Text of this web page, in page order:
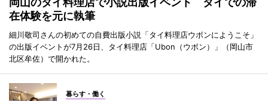
在体験を元に執筆
細川敬司さんの初めての自費出版小説「タイ料理店ウボンにようこそ」
の出版イベントが7月26日、タイ料理店「Ubon（ウボン）」（岡山市
北区牟佐）で開かれた。
暮らす・働く